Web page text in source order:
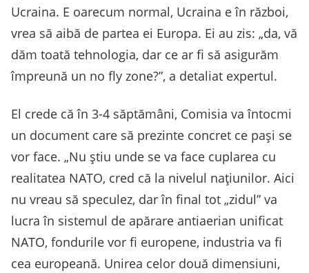
Ucraina. E oarecum normal, Ucraina e în război,
vrea să aibă de partea ei Europa. Ei au zis: „da, vă
dăm toată tehnologia, dar ce ar fi să asigurăm
împreună un no fly zone?”, a detaliat expertul.
El crede că în 3-4 săptămâni, Comisia va întocmi
un document care să prezinte concret ce pași se
vor face. „Nu știu unde se va face cuplarea cu
realitatea NATO, cred că la nivelul națiunilor. Aici
nu vreau să speculez, dar în final tot „zidul” va
lucra în sistemul de apărare antiaerian unificat
NATO, fondurile vor fi europene, industria va fi
cea europeană. Unirea celor două dimensiuni,